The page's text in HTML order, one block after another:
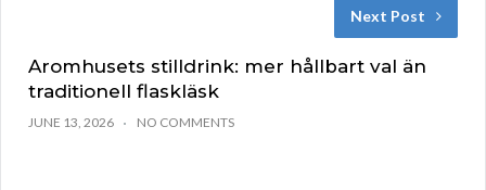
Next Post
Aromhusets stilldrink: mer hållbart val än
traditionell flaskläsk
JUNE 13, 2026 NO COMMENTS